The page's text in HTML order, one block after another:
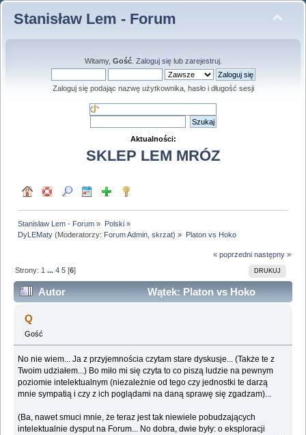
Stanisław Lem - Forum
Witamy, Gość. Zaloguj sięlub zarejestruj.
Zaloguj się podając nazwę użytkownika, hasło i długość sesji
Aktualności:
SKLEP LEM MRÓZ
Stanisław Lem - Forum » Polski»
DyLEMaty (Moderatorzy: Forum Admin ,skrzat) » Platon vs Hoko
« poprzedni następny »
DRUKUJ
Strony: 1 ...4 5 [6]
Autor
Wątek: Platon vs Hoko
(Przeczytany 96848 razy)
Q
Gość
No nie wiem... Ja z przyjemnościa czytam stare dyskusje... (Także te z
Twoim udziałem...) Bo miło mi się czyta to co piszą ludzie na pewnym
poziomie intelektualnym (niezależnie od tego czy jednostki te darzą
mnie sympatią i czy z ich poglądami na daną sprawę się zgadzam)...
(Ba, nawet smuci mnie, że teraz jest tak niewiele pobudzających
intelektualnie dysput na Forum... No dobra, dwie były: o eksploracji